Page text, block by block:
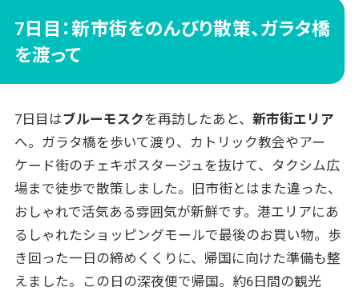
7日目：新市街をのんびり散策、ガラタ橋
を渡って
7日目はブルーモスクを再訪したあと、 新市街エリア
へ。ガラタ橋を歩いて渡り、カトリック教会やアー
ケード街のチェキポスタージュを抜けて、タクシム広
場まで徒歩で散策しました。旧市街とはまた違った、
おしゃれで活気ある雰囲気が新鮮です。港エリアにあ
るしゃれたショッピングモールで最後のお買い物。歩
き回った一日の締めくくりに、帰国に向けた準備も整
えました。この日の深夜便で帰国。約6日間の観光